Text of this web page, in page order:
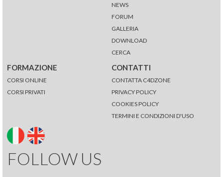
NEWS
FORUM
GALLERIA
DOWNLOAD
CERCA
FORMAZIONE
CORSI ONLINE
CORSI PRIVATI
CONTATTI
CONTATTA C4DZONE
PRIVACY POLICY
COOKIES POLICY
TERMINI E CONDIZIONI D'USO
FOLLOW US